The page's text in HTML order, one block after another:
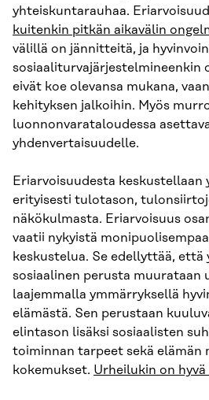
yhteiskuntarauhaa.
kuitenkin pitkän aikavälin
välillä on jännitteitä, ja
sosiaaliturvajärjestelmineenkin
eivät koe olevansa mukana,
kehityksen jalkoihin. Myös
luonnonvarataloudessa
yhdenvertaisuudelle.
Eriarvoisuudesta keskustellaan
erityisesti tulotason,
näkökulmasta. Eriarvoisuus
vaatii nykyistä
keskustelua. Se edellyttää,
sosiaalinen perusta muurataan
laajemmalla ymmärryksellä
elämästä. Sen perustaan
elintason lisäksi sosiaalisten
toiminnan tarpeet sekä elämän
kokemukset. Urheilukin on